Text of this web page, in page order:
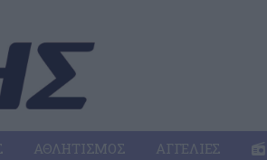
ΑΘΛΗΤΙΣΜΌΣ ΑΓΓΕΛΊΕΣ